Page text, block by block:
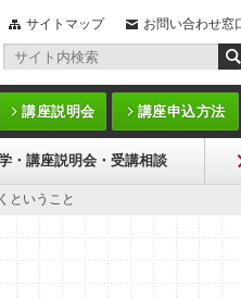
サイトマップ お問い合わせ窓
講座説明会 講座申込方法
・講座説明会・受講相談
ということ